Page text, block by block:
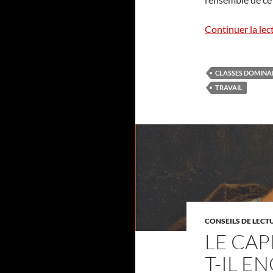
Continuer la
CLASSES
TRAVAIL
CONSEILS DE
LE
T-IL